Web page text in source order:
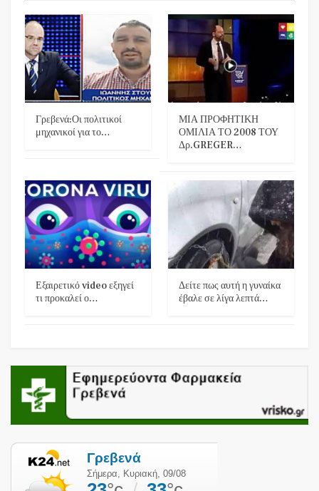
Γρεβενά:Οι πολιτικοί
μηχανικοί για το…
ΜΙΑ ΠΡΟΦΗΤΙΚΗ
ΟΜΙΛΙΑ ΤΟ 2008 ΤΟΥ
Δρ.GREGER…
Εξαιρετικό video εξηγεί
τι προκαλεί ο…
Δείτε πως αυτή η γυναίκα
έβαλε σε λίγα λεπτά…